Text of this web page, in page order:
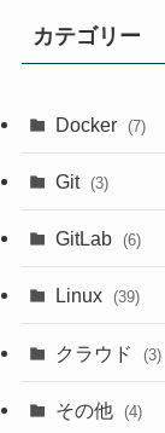
カテゴリー
Docker (7)
Git (3)
GitLab (6)
Linux (39)
クラウド (3)
その他 (4)